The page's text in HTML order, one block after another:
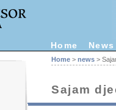
Home News
Home > news >
Sajam